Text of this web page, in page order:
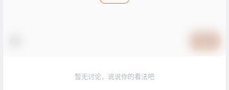
暂无讨论，说说你的看法吧